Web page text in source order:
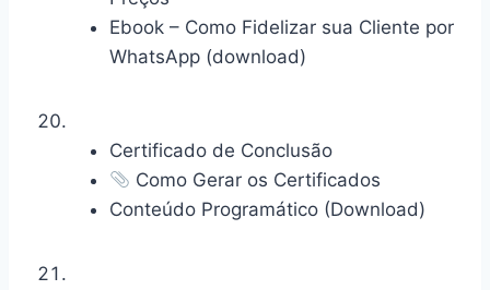
Ebook – Como Fidelizar sua Cliente por
WhatsApp (download)
Certificado de Conclusão
Como Gerar os Certificados
Conteúdo Programático (Download)